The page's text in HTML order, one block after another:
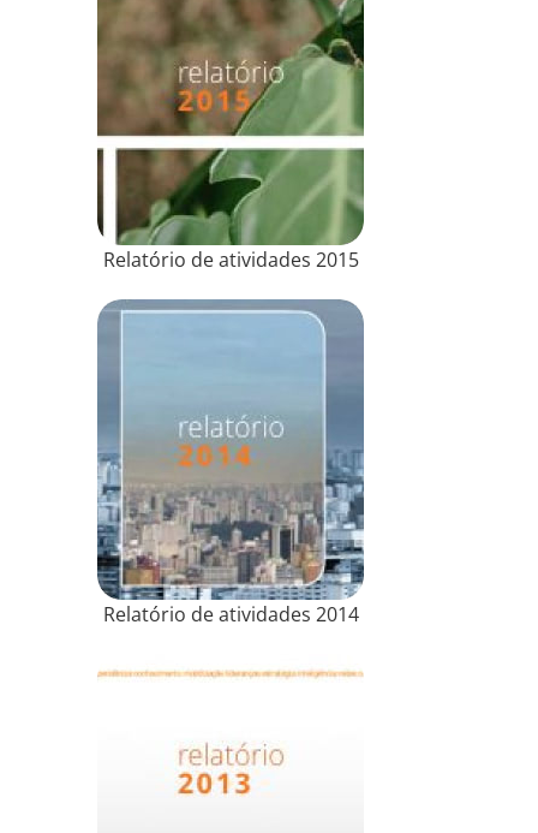
Relatório de atividades 2015
Relatório de atividades 2014